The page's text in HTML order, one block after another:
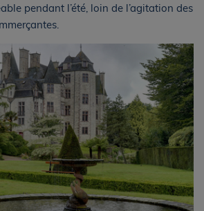
pendant l’été, loin de l’agitation des